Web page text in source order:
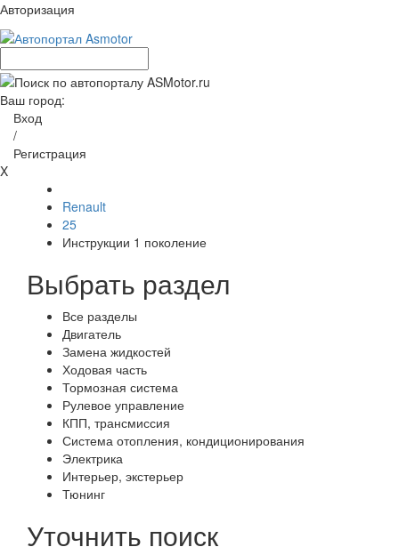
Авторизация
Ваш город:
Вход
/
Регистрация
X
Renault
25
Инструкции 1 поколение
Выбрать раздел
Все разделы
Двигатель
Замена жидкостей
Ходовая часть
Тормозная система
Рулевое управление
КПП, трансмиссия
Система отопления, кондиционирования
Электрика
Интерьер, экстерьер
Тюнинг
Уточнить поиск